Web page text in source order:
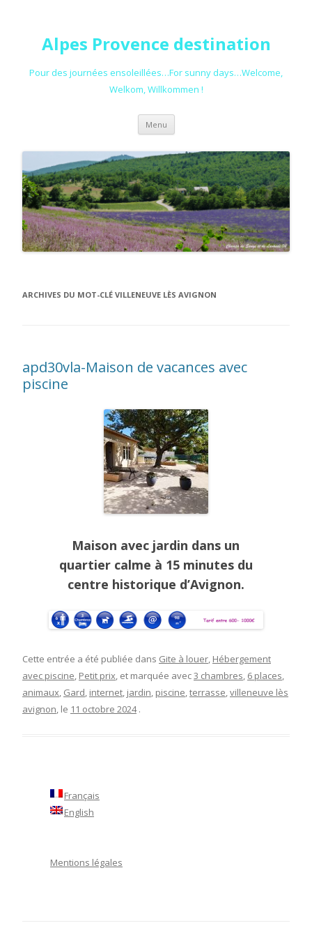
Alpes Provence destination
Pour des journées ensoleillées…For sunny days…Welcome,
Welkom, Willkommen !
Menu Aller au contenu principal
ARCHIVES DU MOT-CLÉ VILLENEUVE LÈS AVIGNON
apd30vla-Maison de vacances avec
piscine
Maison avec jardin dans un
quartier calme à 15 minutes du
centre historique d’Avignon.
Cette entrée a été publiée dans Gite à louer, Hébergement
avec piscine, Petit prix, et marquée avec3 chambres, 6 places,
animaux, Gard, internet, jardin, piscine,terrasse,villeneuve lès
avignon, le 11 octobre 2024 .
Français
English
Mentions légales